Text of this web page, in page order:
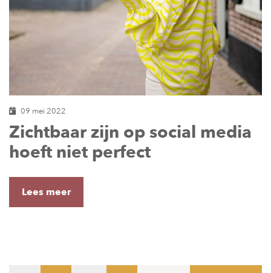
09 mei 2022
Zichtbaar zijn op social media
hoeft niet perfect
Lees meer